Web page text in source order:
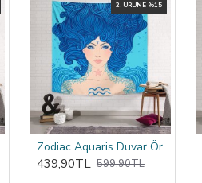
2. ÜRÜNE %15
Zodiac Aquaris Duvar Örtüsü
439,90TL 599,90TL